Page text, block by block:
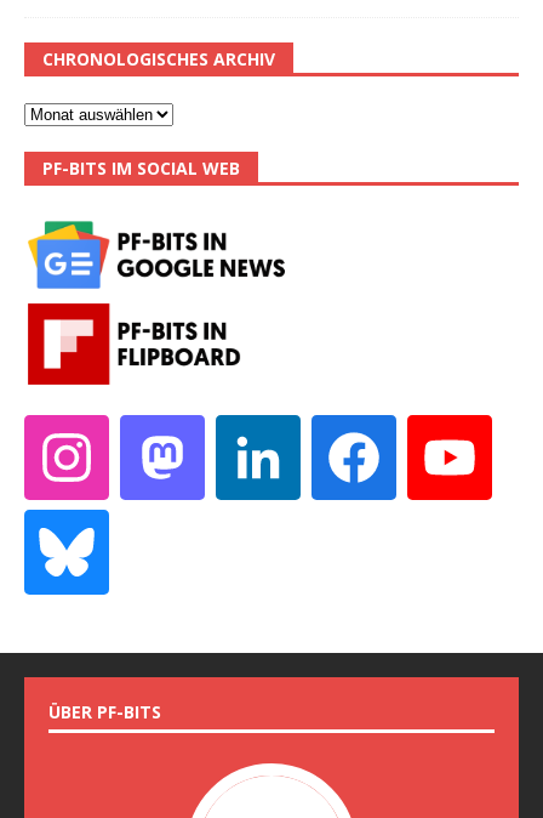
CHRONOLOGISCHES ARCHIV
PF-BITS IM SOCIAL WEB
ÜBER PF-BITS